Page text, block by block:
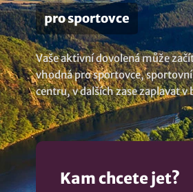
pro sportovce
Vaše aktivní dovolená může
vhodná pro sportovce,
centru, v dalších zase zaplavat
ubytování v lokalitě Mnichovo
Kam chcete jet?